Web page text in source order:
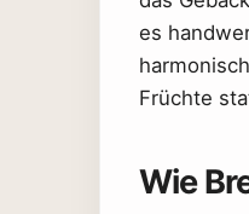
es
Früchte
Wie